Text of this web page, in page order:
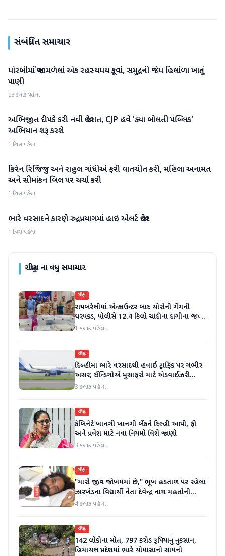
સંબંધિત સમાચાર
રાષ્ટ્રીય
મોરબીમાં જોવા મળેલો એક રહસ્યમય કૂવો, સમુદ્રની જેમ હિલોળા ખાતું
પાણી
23 કલાક પહેલા
રાષ્ટ્રીય
અભિજીત દીપકે કરી નવી જાહેરાત, CJP હવે 'ક્યા બોલતી પબ્લિક'
અભિયાન શરૂ કરશે
1 દિવસ પહેલા
રાષ્ટ્રીય
કિરેન રિજિજુ અને રાહુલ ગાંધીએ ફરી વાતચીત કરી, મહિલા અનામત
અને સીમાંકન બિલ પર ચર્ચા કરી
1 દિવસ પહેલા
રાષ્ટ્રીય
ભારે વરસાદને કારણે રુદ્રપ્રયાગમાં હાઇ એલર્ટ જાહેર
1 દિવસ પહેલા
રાષ્ટ્રીયના વધુ સમાચાર
રાષ્ટ્રીય
રાયબરેલીમાં એન્કાઉન્ટર બાદ ચોરોની ગેંગની
ધરપકડ, પોલીસે 12.4 કિલો ચાંદીના દાગીના જપ્ત
કર્યા
1 કલાક પહેલા
રાષ્ટ્રીય
દિલ્હીમાં ભારે વરસાદથી હવાઈ ટ્રાફિક પર ગંભીર
અસર; ઈન્ડિગોએ મુસાફરો માટે એડવાઈઝરી
જાહેર કરી
3 કલાક પહેલા
રાષ્ટ્રીય
કેબિનેટે ખાનગી ખાનગી બેંકને દિલ્હી આપી, ફી
અને પ્રવેશ માટે નવા નિયમો વિશે જાણો
3 કલાક પહેલા
રાષ્ટ્રીય
"મારો જીવ જોખમમાં છે," ભૂખ હડતાળ પર રહેલા
ઝારખંડના વિદ્યાર્થી નેતા દેવેન્દ્ર નાથ મહતોની
તબિયત ખરાબ
4 કલાક પહેલા
રાષ્ટ્રીય
142 લોકોના મોત, 797 કરોડ રૂપિયાનું નુકસાન,
હિમાચલ પ્રદેશમાં ભારે ચોમાસાનો સામનો